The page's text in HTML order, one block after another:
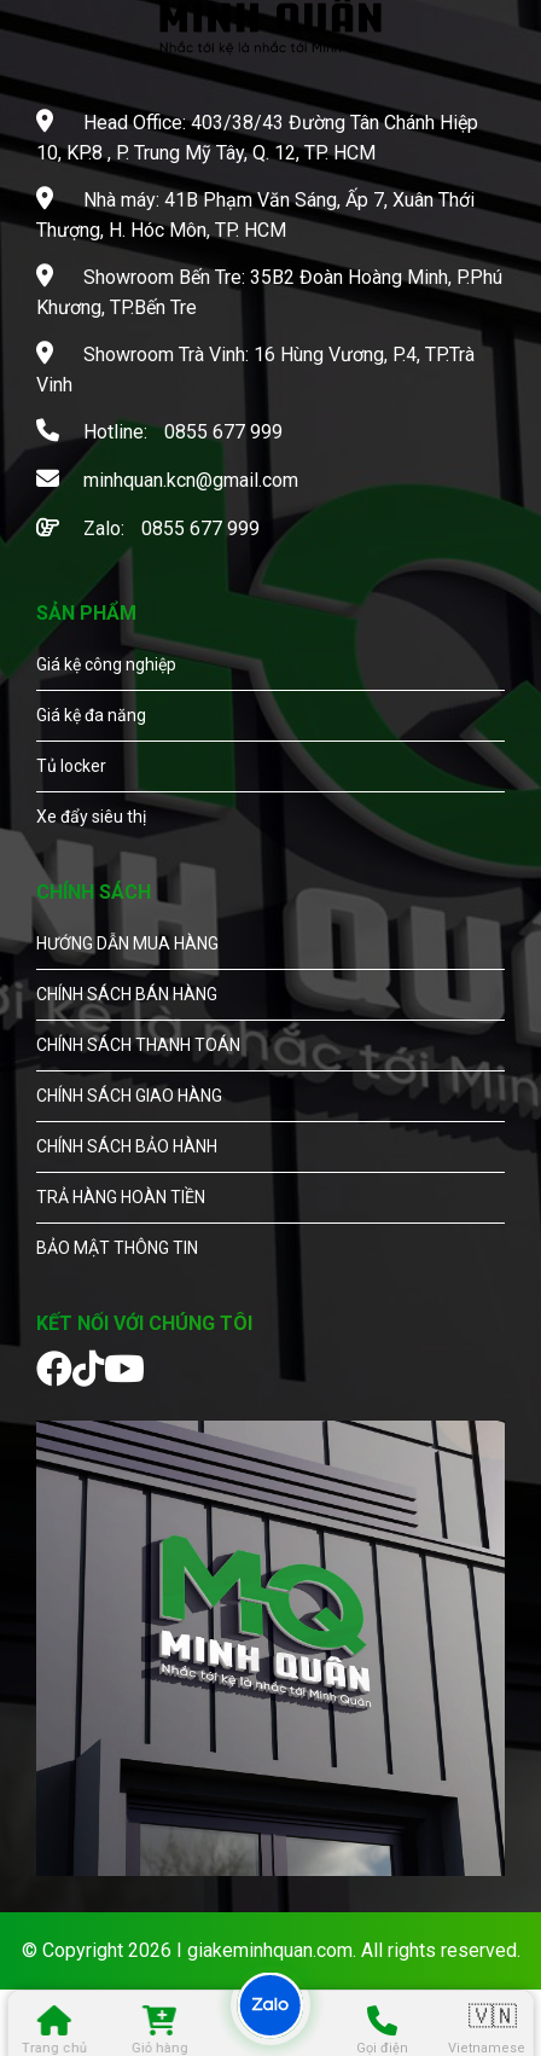
Trang chủ Giỏ hàng Gọi điện
🇻🇳
Vietnamese
Head Office: 403/38/43 Đường Tân Chánh Hiệp
10, KP.8 , P. Trung Mỹ Tây, Q. 12, TP. HCM
Nhà máy: 41B Phạm Văn Sáng, Ấp 7, Xuân Thới
Thượng, H. Hóc Môn, TP. HCM
Showroom Bến Tre: 35B2 Đoàn Hoàng Minh, P.Phú
Khương, TP.Bến Tre
Showroom Trà Vinh: 16 Hùng Vương, P.4, TP.Trà
Vinh
Hotline: 0855 677 999
minhquan.kcn@gmail.com
Zalo: 0855 677 999
SẢN PHẨM
Giá kệ công nghiệp
Giá kệ đa năng
Tủ locker
Xe đẩy siêu thị
CHÍNH SÁCH
HƯỚNG DẪN MUA HÀNG
CHÍNH SÁCH BÁN HÀNG
CHÍNH SÁCH THANH TOÁN
CHÍNH SÁCH GIAO HÀNG
CHÍNH SÁCH BẢO HÀNH
TRẢ HÀNG HOÀN TIỀN
BẢO MẬT THÔNG TIN
KẾT NỐI VỚI CHÚNG TÔI
© Copyright 2026 I giakeminhquan.com. All rights reserved.